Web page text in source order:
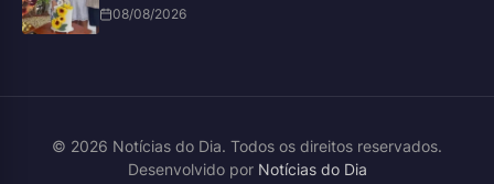
08/08/2026
© 2026 Notícias do Dia. Todos os direitos reservados.
Desenvolvido por Notícias do Dia